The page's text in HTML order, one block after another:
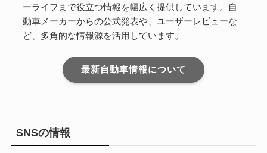
ーライフまで役立つ情報を幅広く提供しています。自
動車メーカーからの公式発表や、ユーザーレビューな
ど、多角的な情報源を活用しています。
最新自動車情報について
SNSの情報